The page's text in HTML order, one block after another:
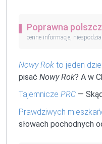
Poprawna
cenne informacje,
Nowy Rok to jeden
pisać Nowy Rok? A w
Tajemnicze PRC —
Prawdziwych
słowach pochodnych